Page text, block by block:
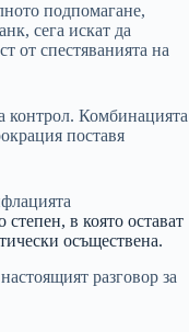
подпомагане,
сега искат да
от спестяванията на
контрол. Комбинацията
поставя
степен, в която остават
осъществена.
разговор за